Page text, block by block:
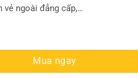
vẻ ngoài đẳng cấp,…
Mua ngay